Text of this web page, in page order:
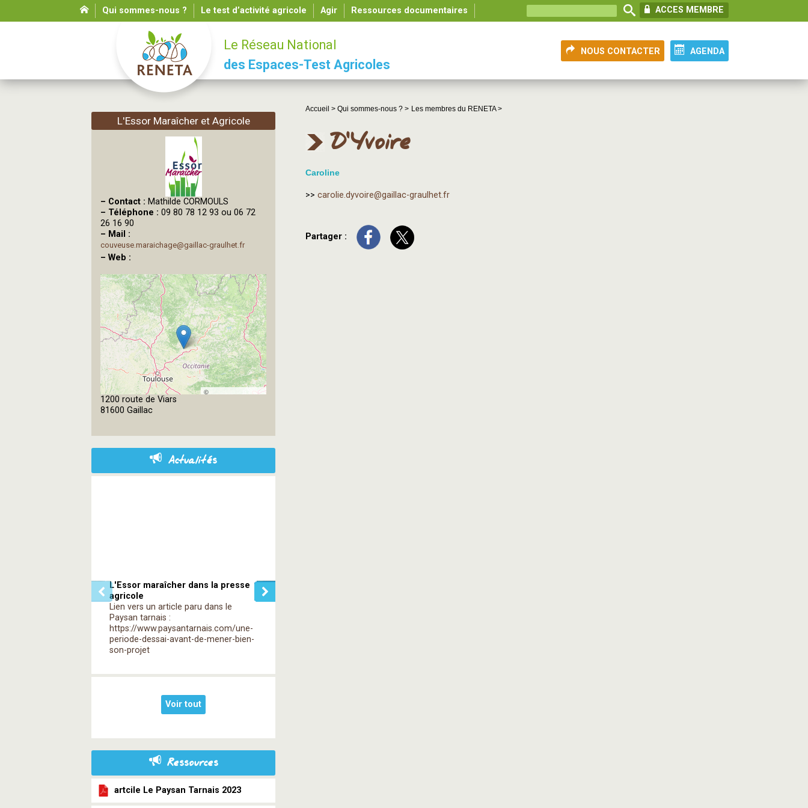
Qui sommes-nous ? Le test d’activité agricole Agir Ressources documentaires ACCES MEMBRE
AGENDA
NOUS CONTACTER
Le Réseau National
des Espaces-Test Agricoles
Accueil > Qui sommes-nous ? > Les membres du RENETA >
D'Yvoire
Caroline
>> carolie.dyvoire@gaillac-graulhet.fr
Partager :
L'Essor Maraîcher et Agricole
– Contact : Mathilde CORMOULS
– Téléphone : 09 80 78 12 93 ou 06 72
26 16 90
– Mail :
couveuse.maraichage@gaillac-graulhet.fr
– Web :
©
1200 route de Viars
81600 Gaillac
Actualités
L'Essor maraîcher dans la presse
agricole
Lien vers un article paru dans le
Paysan tarnais :
https://www.paysantarnais.com/une-
periode-dessai-avant-de-mener-bien-
son-projet
Voir tout
Ressources
artcile Le Paysan Tarnais 2023